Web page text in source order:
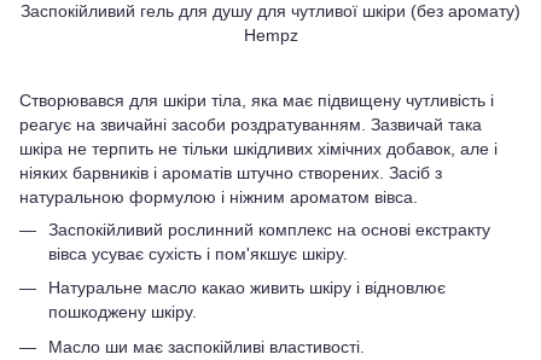
Заспокійливий гель для душу для чутливої шкіри (без аромату)
Hempz
Створювався для шкіри тіла, яка має підвищену чутливість і
реагує на звичайні засоби роздратуванням. Зазвичай така
шкіра не терпить не тільки шкідливих хімічних добавок, але і
ніяких барвників і ароматів штучно створених. Засіб з
натуральною формулою і ніжним ароматом вівса.
Заспокійливий рослинний комплекс на основі екстракту
вівса усуває сухість і пом'якшує шкіру.
Натуральне масло какао живить шкіру і відновлює
пошкоджену шкіру.
Масло ши має заспокійливі властивості.